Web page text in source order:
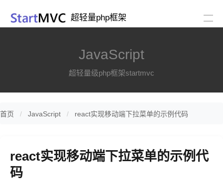
超轻量php框架
JavaScript
超轻量级php框架startmvc
首页 JavaScript react实现移动端下拉菜单的示例代码
react实现移动端下拉菜单的示例代
码